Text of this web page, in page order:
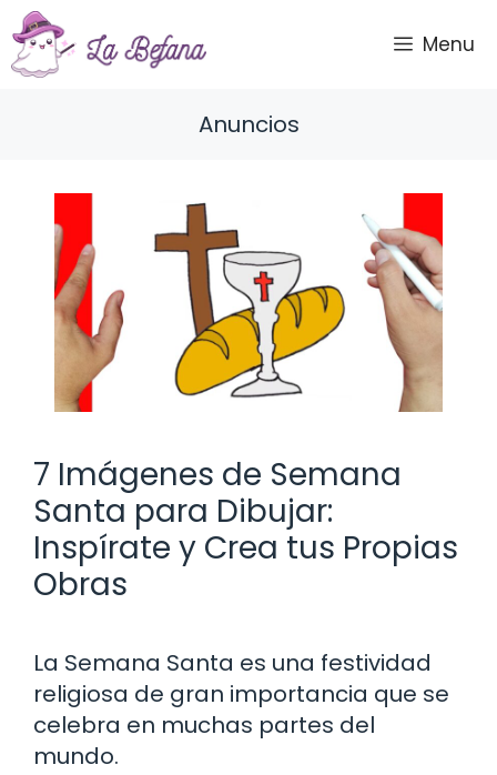
Saltar
al
contenido
Menu
Anuncios
7 Imágenes de Semana
Santa para Dibujar:
Inspírate y Crea tus Propias
Obras
La Semana Santa es una festividad
religiosa de gran importancia que se
celebra en muchas partes del
mundo.